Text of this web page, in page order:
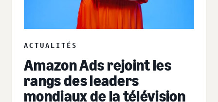
ACTUALITÉS
Amazon Ads rejoint les
rangs des leaders
mondiaux de la télévision